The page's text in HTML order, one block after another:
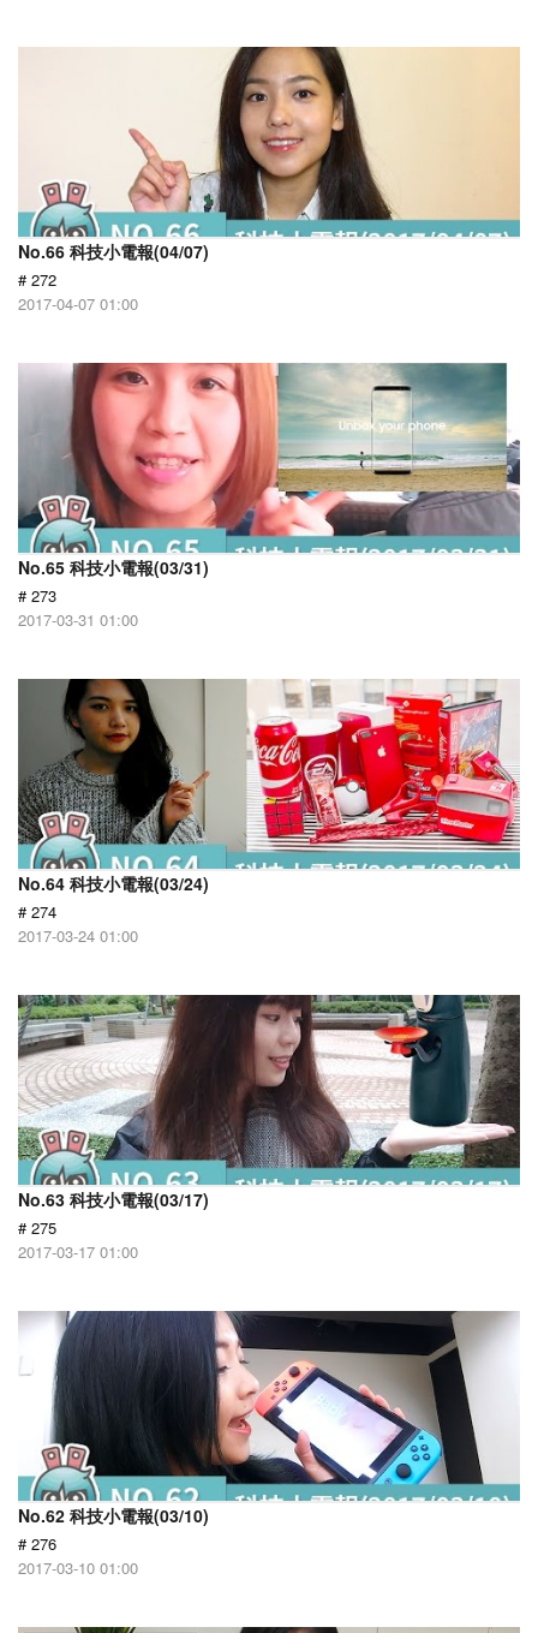
No.66 科技小電報(04/07)
# 272
2017-04-07 01:00
No.65 科技小電報(03/31)
# 273
2017-03-31 01:00
No.64 科技小電報(03/24)
# 274
2017-03-24 01:00
No.63 科技小電報(03/17)
# 275
2017-03-17 01:00
No.62 科技小電報(03/10)
# 276
2017-03-10 01:00